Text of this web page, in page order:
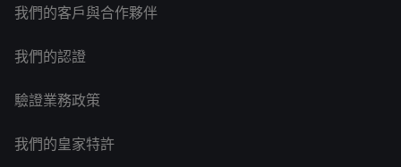
我們的客戶與合作夥伴
我們的認證
驗證業務政策
我們的皇家特許